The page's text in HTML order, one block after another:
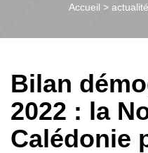
Accueil >
Bilan
2022 : la
Calédonie